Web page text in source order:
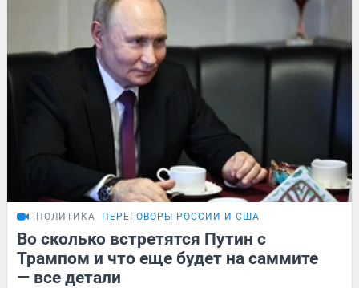
ПОЛИТИКА ПЕРЕГОВОРЫ РОССИИ И США
Во сколько встретятся Путин с
Трампом и что еще будет на саммите
— все детали